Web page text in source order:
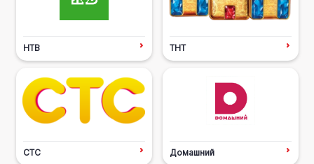
НТВ ТНТ
СТС Домашний